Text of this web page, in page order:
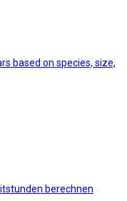
based on species, size,
berechnen